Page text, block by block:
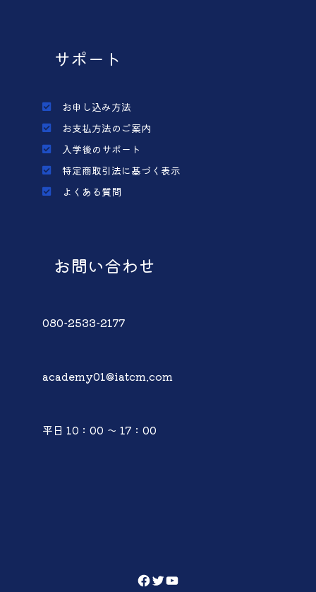
サポート
お申し込み方法
お支払方法のご案内
入学後のサポート
特定商取引法に基づく表示
よくある質問
お問い合わせ
080-2533-2177
academy01@iatcm.com
平日 10：00 ～ 17：00
Facebook
Twitter
YouTube